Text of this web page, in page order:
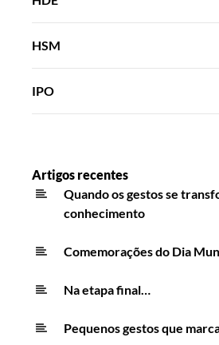
HSM
IPO
Artigos recentes
Quando os gestos se
conhecimento
Comemorações do Dia
Na etapa final…
Pequenos gestos que